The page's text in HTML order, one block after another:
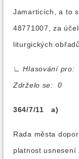
Jamarticích, a to
48771007, za
liturgických obřadů.
∟
Hlasování
Zdrželo se: 0
364/7/11 a)
Rada města
platnost usnesení